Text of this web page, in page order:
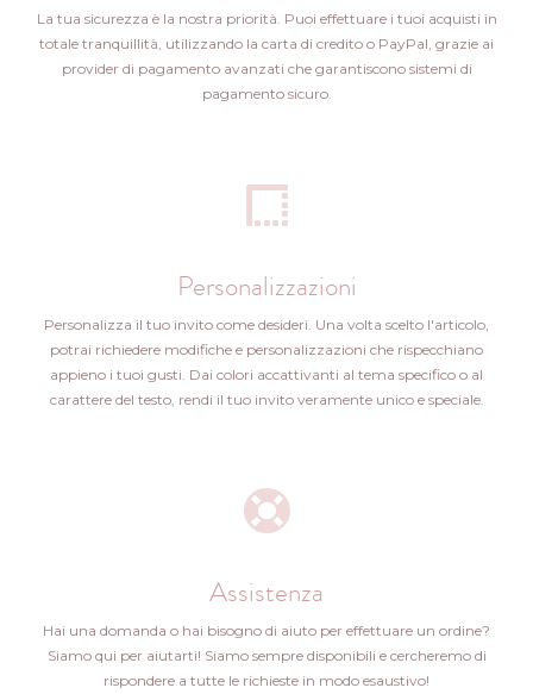
La tua sicurezza è la nostra priorità. Puoi effettuare i tuoi acquisti in
totale tranquillità, utilizzando la carta di credito o PayPal, grazie ai
provider di pagamento avanzati che garantiscono sistemi di
pagamento sicuro.
Personalizzazioni
Personalizza il tuo invito come desideri. Una volta scelto l'articolo,
potrai richiedere modifiche e personalizzazioni che rispecchiano
appieno i tuoi gusti. Dai colori accattivanti al tema specifico o al
carattere del testo, rendi il tuo invito veramente unico e speciale.
Assistenza
Hai una domanda o hai bisogno di aiuto per effettuare un ordine?
Siamo qui per aiutarti! Siamo sempre disponibili e cercheremo di
rispondere a tutte le richieste in modo esaustivo!